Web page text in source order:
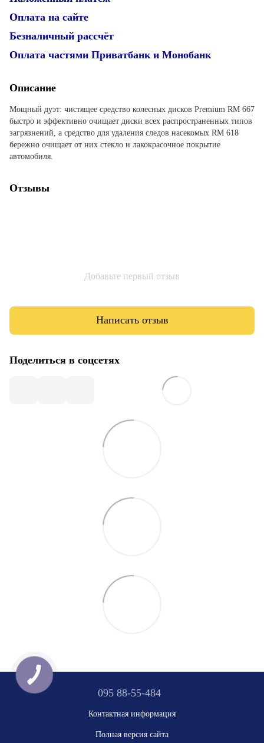
Оплата на сайте
Безналичный рассчёт
Оплата частями Приватбанк и Монобанк
Описание
Мощный дуэт: чистящее средство колесных дисков Premium RM 667
быстро и эффективно очищает диски всех распространенных типов
загрязнений, а средство для удаления следов насекомых RM 618
бережно очищает от них стекло и лакокрасочное покрытие
автомобиля.
Отзывы
Добавьте первый отзыв
Написать отзыв
Поделиться в соцсетях
095 88-55-484
Контактная информация
Полная версия сайта